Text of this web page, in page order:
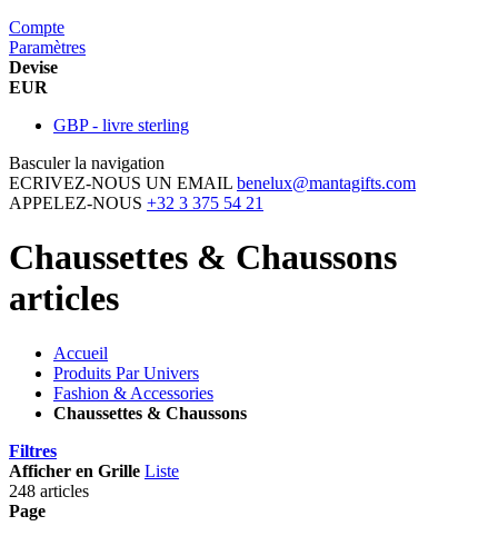
Compte
Paramètres
Devise
EUR
GBP - livre sterling
Basculer la navigation
ECRIVEZ-NOUS UN EMAIL benelux@mantagifts.com
APPELEZ-NOUS +32 3 375 54 21
Chaussettes & Chaussons
articles
Accueil
Produits Par Univers
Fashion & Accessories
Chaussettes & Chaussons
Filtres
Afficher en Grille Liste
248 articles
Page